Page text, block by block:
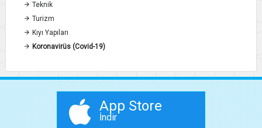
Teknik
Turizm
Kıyı Yapıları
Koronavirüs (Covid-19)
App Store
İndir